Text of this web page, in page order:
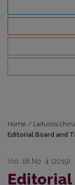
Home / Lietuvos
Editorial Board and
Vol. 18 No. 4 (2019)
Editorial